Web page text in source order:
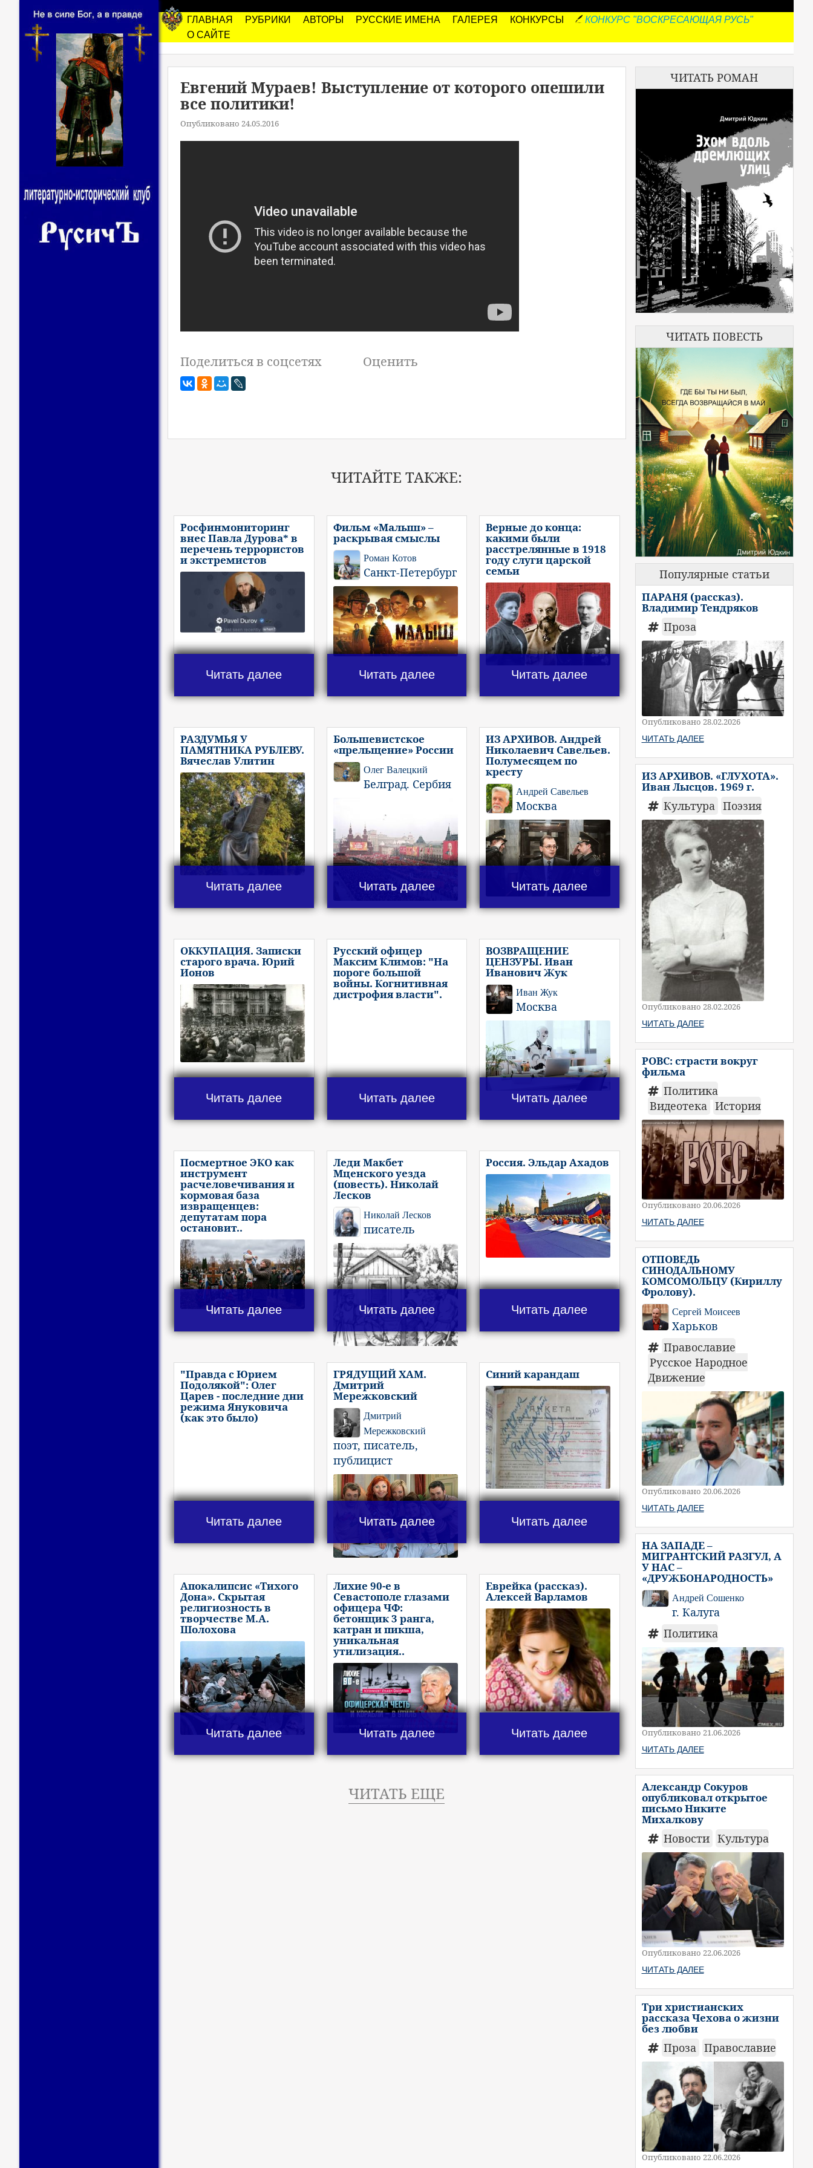
ГЛАВНАЯ РУБРИКИ АВТОРЫ РУССКИЕ ИМЕНА ГАЛЕРЕЯ КОНКУРСЫ
КОНКУРС "ВОСКРЕСАЮЩАЯ РУСЬ"
О САЙТЕ
Евгений Мураев! Выступление от которого опешили
все политики!
Опубликовано 24.05.2016
Поделиться в соцсетях Оценить
ЧИТАЙТЕ ТАКЖЕ:
Росфинмониторинг
внес Павла Дурова* в
перечень террористов
и экстремистов
Читать далее
Фильм «Малыш» –
раскрывая смыслы
Роман Котов
Санкт-Петербург
Читать далее
Верные до конца:
какими были
расстрелянные в 1918
году слуги царской
семьи
Читать далее
РАЗДУМЬЯ У
ПАМЯТНИКА РУБЛЕВУ.
Вячеслав Улитин
Читать далее
Большевистское
«прельщение» России
Олег Валецкий
Белград. Сербия
Читать далее
ИЗ АРХИВОВ. Андрей
Николаевич Савельев.
Полумесяцем по
кресту
Андрей Савельев
Москва
Читать далее
ОККУПАЦИЯ. Записки
старого врача. Юрий
Ионов
Читать далее
Русский офицер
Максим Климов: "На
пороге большой
войны. Когнитивная
дистрофия власти".
Читать далее
ВОЗВРАЩЕНИЕ
ЦЕНЗУРЫ. Иван
Иванович Жук
Иван Жук
Москва
Читать далее
Посмертное ЭКО как
инструмент
расчеловечивания и
кормовая база
извращенцев:
депутатам пора
остановит..
Читать далее
Леди Макбет
Мценского уезда
(повесть). Николай
Лесков
Николай Лесков
писатель
Читать далее
Россия. Эльдар Ахадов
Читать далее
"Правда с Юрием
Подолякой": Олег
Царев - последние дни
режима Януковича
(как это было)
Читать далее
ГРЯДУЩИЙ ХАМ.
Дмитрий
Мережковский
Дмитрий
Мережковский
поэт, писатель,
публицист
Читать далее
Синий карандаш
Читать далее
Апокалипсис «Тихого
Дона». Скрытая
религиозность в
творчестве М.А.
Шолохова
Читать далее
Лихие 90-е в
Севастополе глазами
офицера ЧФ:
бетонщик 3 ранга,
катран и пикша,
уникальная
утилизация..
Читать далее
Еврейка (рассказ).
Алексей Варламов
Читать далее
ЧИТАТЬ ЕЩЕ
ЧИТАТЬ РОМАН
ЧИТАТЬ ПОВЕСТЬ
Популярные статьи
ПАРАНЯ (рассказ).
Владимир Тендряков
Проза
Опубликовано 28.02.2026
ЧИТАТЬ ДАЛЕЕ
ИЗ АРХИВОВ. «ГЛУХОТА».
Иван Лысцов. 1969 г.
Культура Поэзия
Опубликовано 28.02.2026
ЧИТАТЬ ДАЛЕЕ
РОВС: страсти вокруг
фильма
Политика
Видеотека История
Опубликовано 20.06.2026
ЧИТАТЬ ДАЛЕЕ
ОТПОВЕДЬ
СИНОДАЛЬНОМУ
КОМСОМОЛЬЦУ (Кириллу
Фролову).
Сергей Моисеев
Харьков
Православие
Русское Народное
Движение
Опубликовано 20.06.2026
ЧИТАТЬ ДАЛЕЕ
НА ЗАПАДЕ –
МИГРАНТСКИЙ РАЗГУЛ, А
У НАС –
«ДРУЖБОНАРОДНОСТЬ»
Андрей Сошенко
г. Калуга
Политика
Опубликовано 21.06.2026
ЧИТАТЬ ДАЛЕЕ
Александр Сокуров
опубликовал открытое
письмо Никите
Михалкову
Новости Культура
Опубликовано 22.06.2026
ЧИТАТЬ ДАЛЕЕ
Три христианских
рассказа Чехова о жизни
без любви
Проза Православие
Опубликовано 22.06.2026